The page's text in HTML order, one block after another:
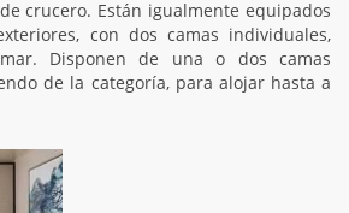
crucero. Están igualmente equipados
con dos camas individuales,
Disponen de una o dos camas
de la categoría, para alojar hasta a